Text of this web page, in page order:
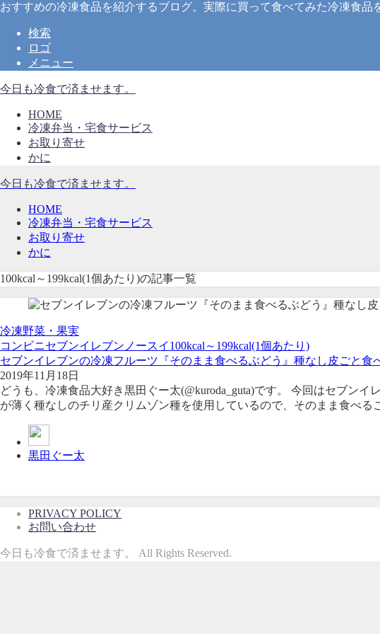
おすすめの冷凍食品を紹介するブログ。実際に買って食べてみた冷凍食品
検索
ロゴ
メニュー
今日も冷食で済ませます。
HOME
冷凍弁当・宅食サービス
お取り寄せ
かに
今日も冷食で済ませます。
HOME
冷凍弁当・宅食サービス
お取り寄せ
かに
100kcal～199kcal(1個あたり)の記事一覧
冷凍野菜・果実
コンビニセブンイレブン ノースイ 100kcal～199kcal(1個あたり)
セブンイレブンの冷凍フルーツ『そのまま食べるぶどう』種なし皮ごと食
2019年11月18日
どうも、冷凍食品大好き黒田ぐー太(@kuroda_guta)です。 今回はセブン
が薄く種なしのチリ産クリムゾン種を使用しているので、そのまま食べ
黒田ぐー太
PRIVACY POLICY
お問い合わせ
今日も冷食で済ませます。 All Rights Reserved.